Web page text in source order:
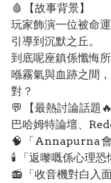
🩸 【故事背景】
玩家飾演一位被命
引導到沉默之丘。
到底呢座鎮係懺悔
喺霧氣與血跡之間
對？
💬 【最熱討論話題🔥
巴哈姆特論壇、
🧠 「Annapurna 會
🕯️ 「返嚟嘅係心理
📻 「收音機對白入